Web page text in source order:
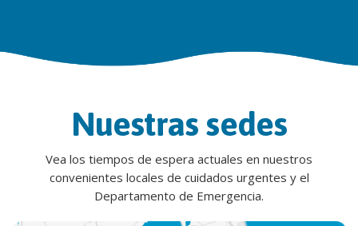
Nuestras sedes
Vea los tiempos de espera actuales en nuestros
convenientes locales de cuidados urgentes y el
Departamento de Emergencia.